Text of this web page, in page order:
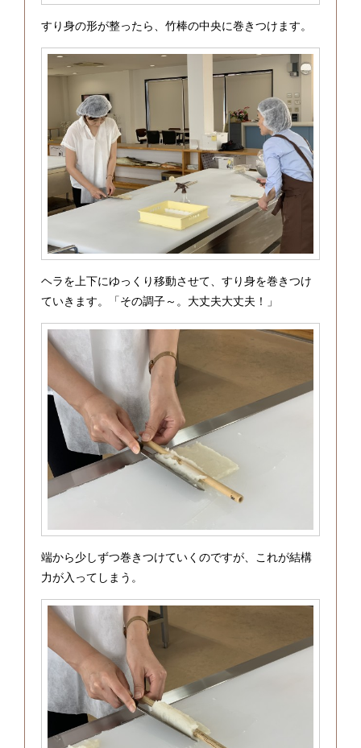
すり身の形が整ったら、竹棒の中央に巻きつけます。
ヘラを上下にゆっくり移動させて、すり身を巻きつけ
ていきます。「その調子～。大丈夫大丈夫！」
端から少しずつ巻きつけていくのですが、これが結構
力が入ってしまう。